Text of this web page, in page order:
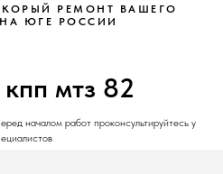
РЕМОНТ ВАШЕГО
ЮГЕ РОССИИ
мтз 82
началом работ проконсультируйтесь у